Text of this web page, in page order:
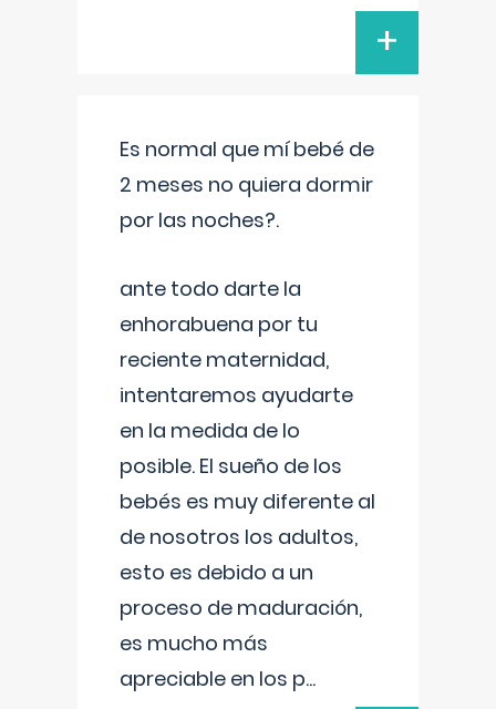
+
Es normal que mí bebé de
2 meses no quiera dormir
por las noches?.
ante todo darte la
enhorabuena por tu
reciente maternidad,
intentaremos ayudarte
en la medida de lo
posible. El sueño de los
bebés es muy diferente al
de nosotros los adultos,
esto es debido a un
proceso de maduración,
es mucho más
apreciable en los p...